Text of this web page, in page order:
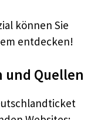
können Sie
entdecken!
Quellen